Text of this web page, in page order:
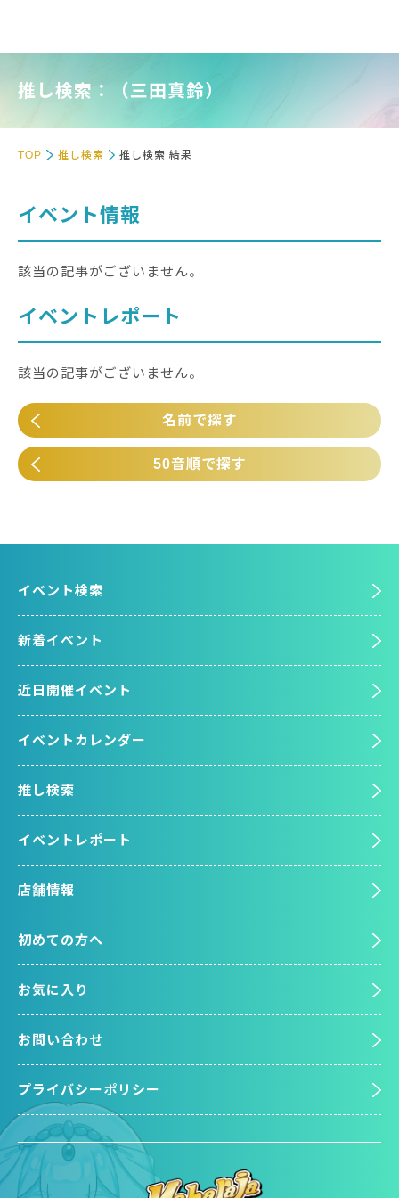
推し検索：（三田真鈴）
TOP 推し検索 推し検索 結果
イベント情報
該当の記事がございません。
イベントレポート
該当の記事がございません。
名前で探す
50音順で探す
イベント検索
新着イベント
近日開催イベント
イベントカレンダー
推し検索
イベントレポート
店舗情報
初めての方へ
お気に入り
お問い合わせ
プライバシーポリシー